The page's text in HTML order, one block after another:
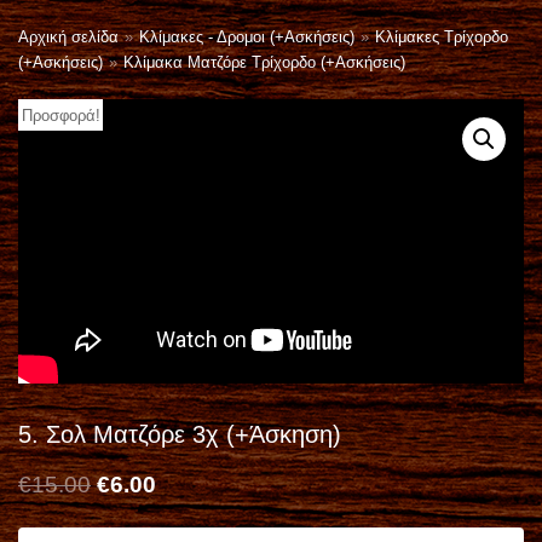
Μεταπηδήστε
στο
περιεχόμενο
η
σ
η
γ
ι
Κατάστημα
Κλίμακες – Δρόμοι (+Ασκήσεις)
Εκμάθηση Τραγουδιών
Ρυθμολογία
Ασκήσεις Τεχνικής & Δεξιοτεχνίας
Εκμάθηση σε ταξίμια
Αρχική σελίδα » Κλίμακες - Δρομοι (+Ασκήσεις) » Κλίμακες Τρίχορδο
(+Ασκήσεις) » Κλίμακα Ματζόρε Τρίχορδο (+Ασκήσεις)
Προσφορά!
5. Σολ Ματζόρε 3χ (+Άσκηση)
€15.00 €6.00